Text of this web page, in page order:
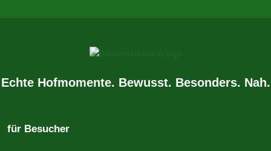
Echte Hofmomente. Bewusst. Besonders. Nah.
für Besucher